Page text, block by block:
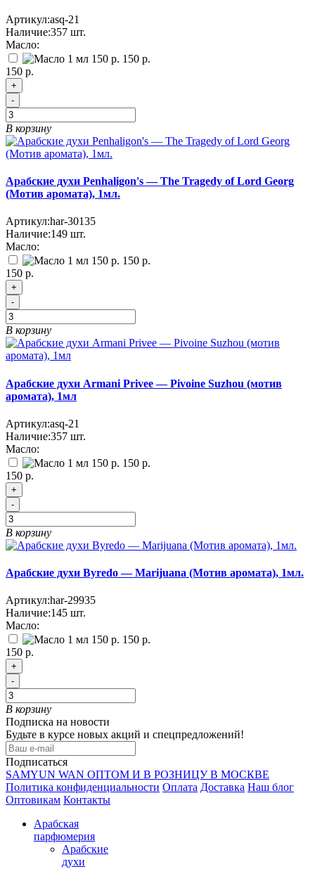
Артикул:asq-21
Наличие:357 шт.
Масло:
150 р.
150 р.
+
-
В корзину
Арабские духи Penhaligon's — The Tragedy of Lord Georg
(Мотив аромата), 1мл.
Артикул:har-30135
Наличие:149 шт.
Масло:
150 р.
150 р.
+
-
В корзину
Арабские духи Armani Privee — Pivoine Suzhou (мотив
аромата), 1мл
Артикул:asq-21
Наличие:357 шт.
Масло:
150 р.
150 р.
+
-
В корзину
Арабские духи Byredo — Marijuana (Мотив аромата), 1мл.
Артикул:har-29935
Наличие:145 шт.
Масло:
150 р.
150 р.
+
-
В корзину
Подписка на новости
Будьте в курсе новых акций и спецпредложений!
Подписаться
SAMYUN WAN ОПТОМ И В РОЗНИЦУ В МОСКВЕ
Политика конфиденциальности Оплата Доставка Наш блог
Оптовикам Контакты
Арабская
парфюмерия
Арабские
духи